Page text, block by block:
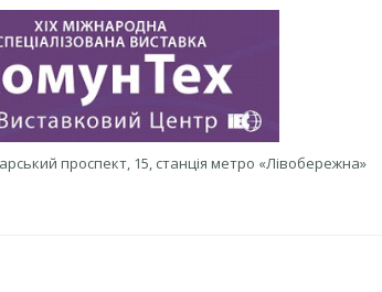
проспект, 15, станція метро «Лівобережна»